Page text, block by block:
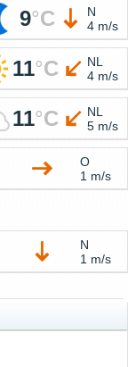
9°C
N
4 m/s
11°C
NL
4 m/s
11°C
NL
5 m/s
O
1 m/s
N
1 m/s